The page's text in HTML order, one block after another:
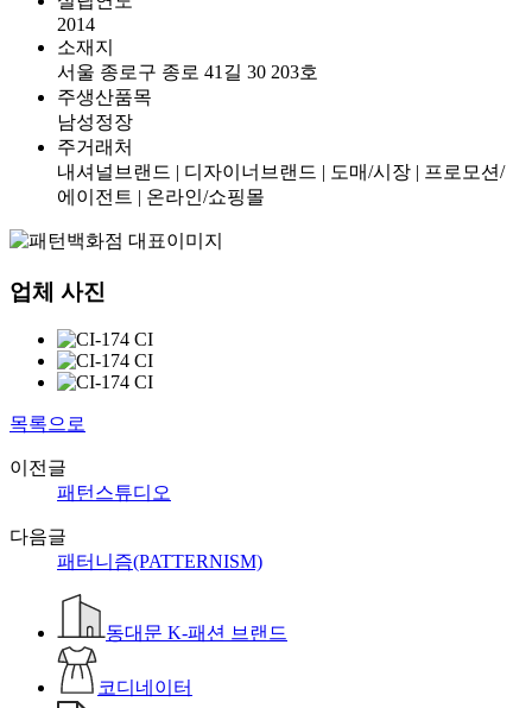
2014
소재지
서울 종로구 종로 41길 30 203호
주생산품목
남성정장
주거래처
내셔널브랜드 | 디자이너브랜드 | 도매/시장 | 프로모션/
에이전트 | 온라인/쇼핑몰
업체 사진
목록으로
이전글
패턴스튜디오
다음글
패터니즘(PATTERNISM)
동대문 K-패션 브랜드
코디네이터